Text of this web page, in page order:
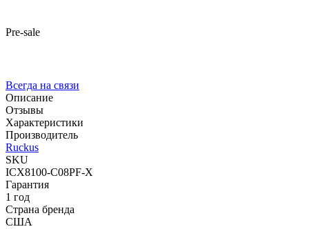
Pre-sale
Всегда на связи
Описание
Отзывы
Характеристики
Производитель
Ruckus
SKU
ICX8100-C08PF-X
Гарантия
1 год
Страна бренда
США